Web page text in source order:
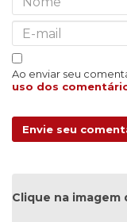
Ao enviar seu
uso dos
Envie seu
Clique na imagem